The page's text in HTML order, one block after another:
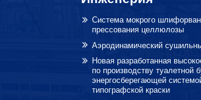
Система мокрого
прессования целлюлозы
Аэродинамический
Новая разработанная
по производству туалетной
энергосберегающей
типографской краски